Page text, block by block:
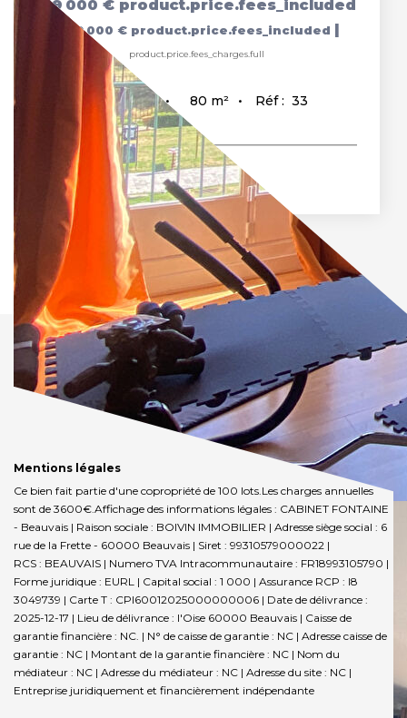
119 000 € product.price.fees_included
110 000 € product.price.fees_included
product.price.fees_charges.full
5 pièce(s) 80 m² Réf : 33
Mentions légales
Ce bien fait partie d'une copropriété de 100 lots.Les charges annuelles
sont de 3600€. Affichage des informations légales : CABINET FONTAINE
- Beauvais | Raison sociale : BOIVIN IMMOBILIER | Adresse siège social : 6
rue de la Frette - 60000 Beauvais | Siret : 99310579000022 |
RCS : BEAUVAIS | Numero TVA Intracommunautaire : FR18993105790 |
Forme juridique : EURL | Capital social : 1 000 | Assurance RCP : I8
3049739 | Carte T : CPI60012025000000006 | Date de délivrance :
2025-12-17 | Lieu de délivrance : l'Oise 60000 Beauvais | Caisse de
garantie financière : NC. | N° de caisse de garantie : NC | Adresse caisse de
garantie : NC | Montant de la garantie financière : NC | Nom du
médiateur : NC | Adresse du médiateur : NC | Adresse du site : NC |
Entreprise juridiquement et financièrement indépendante